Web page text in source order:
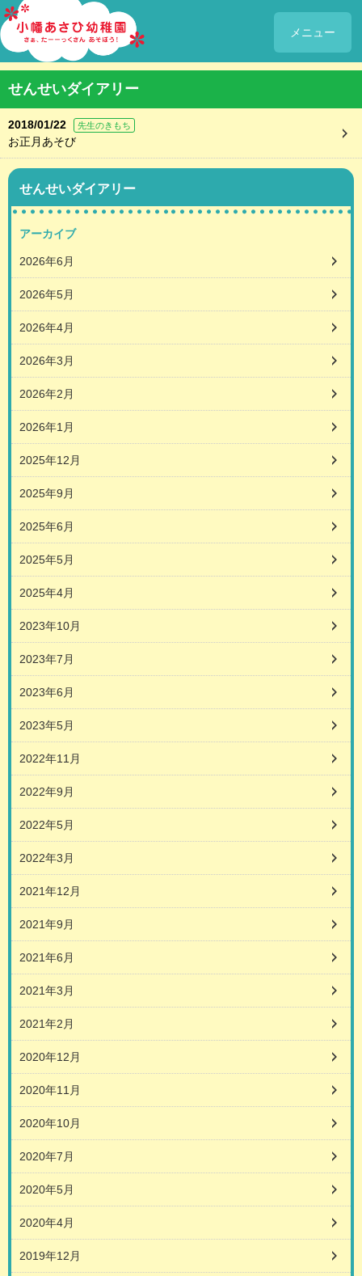
メニュー
せんせいダイアリー
2018/01/22 先生のきもち
お正月あそび
せんせいダイアリー
アーカイブ
2026年6月
2026年5月
2026年4月
2026年3月
2026年2月
2026年1月
2025年12月
2025年9月
2025年6月
2025年5月
2025年4月
2023年10月
2023年7月
2023年6月
2023年5月
2022年11月
2022年9月
2022年5月
2022年3月
2021年12月
2021年9月
2021年6月
2021年3月
2021年2月
2020年12月
2020年11月
2020年10月
2020年7月
2020年5月
2020年4月
2019年12月